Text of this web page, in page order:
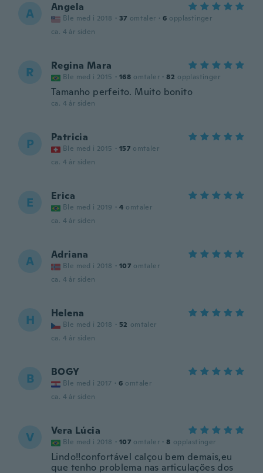
A Angela
Ble med i 2018 · 37 omtaler · 6 opplastinger
ca. 4 år siden
R Regina Mara
Ble med i 2015 · 168 omtaler · 82 opplastinger
Tamanho perfeito. Muito bonito
ca. 4 år siden
P Patricia
Ble med i 2015 · 157 omtaler
ca. 4 år siden
E Erica
Ble med i 2019 · 4 omtaler
ca. 4 år siden
A Adriana
Ble med i 2018 · 107 omtaler
ca. 4 år siden
H Helena
Ble med i 2018 · 52 omtaler
ca. 4 år siden
B BOGY
Ble med i 2017 · 6 omtaler
ca. 4 år siden
V Vera Lúcia
Ble med i 2018 · 107 omtaler · 8 opplastinger
Lindo!!confortável calçou bem demais,eu
que tenho problema nas articulações dos